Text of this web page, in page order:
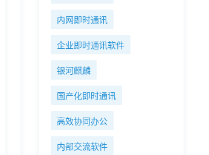
内网即时通讯
企业即时通讯软件
银河麒麟
国产化即时通讯
高效协同办公
内部交流软件